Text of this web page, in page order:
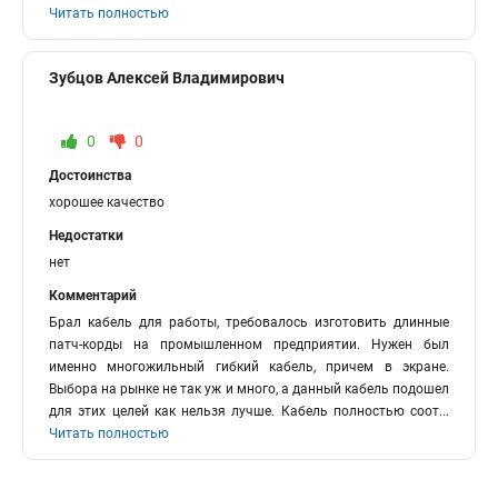
Читать полностью
Зубцов Алексей Владимирович
0 0
Достоинства
хорошее качество
Недостатки
нет
Комментарий
Брал кабель для работы, требовалось изготовить длинные
патч-корды на промышленном предприятии. Нужен был
именно многожильный гибкий кабель, причем в экране.
Выбора на рынке не так уж и много, а данный кабель подошел
для этих целей как нельзя лучше. Кабель полностью соот...
Читать полностью